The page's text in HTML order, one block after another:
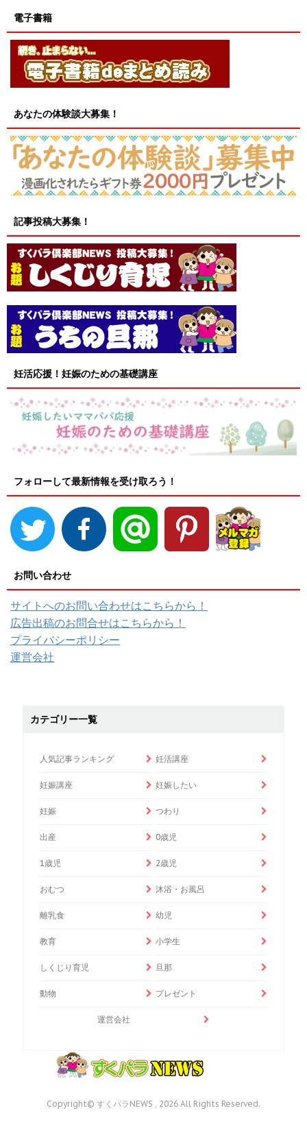
電子書籍
あなたの体験談大募集！
記事投稿大募集！
妊活応援！妊娠のための基礎講座
フォローして最新情報を受け取ろう！
お問い合わせ
サイトへのお問い合わせはこちらから！
広告出稿のお問合せはこちらから！
プライバシーポリシー
運営会社
カテゴリー一覧
人気記事ランキング 妊活講座
妊娠講座 妊娠したい
妊娠 つわり
出産 0歳児
1歳児 2歳児
おむつ 沐浴・お風呂
離乳食 幼児
教育 小学生
しくじり育児 旦那
動物 プレゼント
運営会社
Copyright© すくパラNEWS , 2026 All Rights Reserved.